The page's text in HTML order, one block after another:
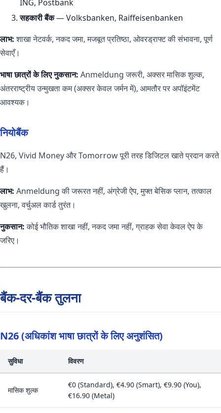
ING, Postbank
सहकारी बैंक— Volksbanken, Raiffeisenbanken
लाभ:शाखा नेटवर्क, नकद जमा, मजबूत प्रतिष्ठा, ओवरड्राफ्ट की संभावना, पूर्ण
सेवाएँ।
भाषा छात्रों के लिए नुकसान: Anmeldung जरूरी, अक्सर मासिक शुल्क,
अंतरराष्ट्रीय उन्मुखता कम (अक्सर केवल जर्मन में), आमतौर पर अपॉइंटमेंट
आवश्यक।
नियोबैंक
N26, Vivid Money और Tomorrow पूरी तरह डिजिटल खाते प्रदान करते
हैं।
लाभ: Anmeldung की जरूरत नहीं, अंग्रेजी ऐप, मुफ्त बेसिक प्लान, तत्काल
खुलना, वर्चुअल कार्ड तुरंत।
नुकसान:कोई भौतिक शाखा नहीं, नकद जमा नहीं, ग्राहक सेवा केवल ऐप के
जरिए।
बैंक-दर-बैंक तुलना
N26 (अधिकांश भाषा छात्रों के लिए अनुशंसित)
सुविधा विवरण
मासिक शुल्क
€0 (Standard), €4.90 (Smart), €9.90 (You),
€16.90 (Metal)